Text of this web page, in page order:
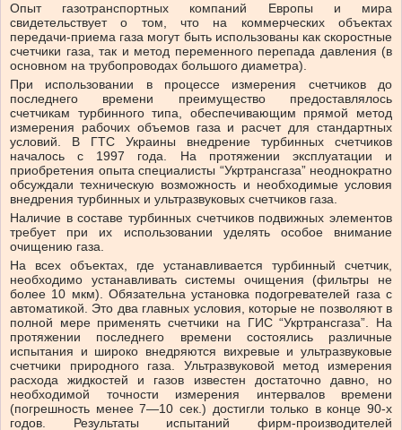
Опыт газотранспортных компаний Европы и мира
свидетельствует о том, что на коммерческих объектах
передачи-приема газа могут быть использованы как скоростные
счетчики газа, так и метод переменного перепада давления (в
основном на трубопроводах большого диаметра).
При использовании в процессе измерения счетчиков до
последнего времени преимущество предоставлялось
счетчикам турбинного типа, обеспечивающим прямой метод
измерения рабочих объемов газа и расчет для стандартных
условий. В ГТС Украины внедрение турбинных счетчиков
началось с 1997 года. На протяжении эксплуатации и
приобретения опыта специалисты “Укртрансгаза” неоднократно
обсуждали техническую возможность и необходимые условия
внедрения турбинных и ультразвуковых счетчиков газа.
Наличие в составе турбинных счетчиков подвижных элементов
требует при их использовании уделять особое внимание
очищению газа.
На всех объектах, где устанавливается турбинный счетчик,
необходимо устанавливать системы очищения (фильтры не
более 10 мкм). Обязательна установка подогревателей газа с
автоматикой. Это два главных условия, которые не позволяют в
полной мере применять счетчики на ГИС “Укртрансгаза”. На
протяжении последнего времени состоялись различные
испытания и широко внедряются вихревые и ультразвуковые
счетчики природного газа. Ультразвуковой метод измерения
расхода жидкостей и газов известен достаточно давно, но
необходимой точности измерения интервалов времени
(погрешность менее 7—10 сек.) достигли только в конце 90-х
годов. Результаты испытаний фирм-производителей